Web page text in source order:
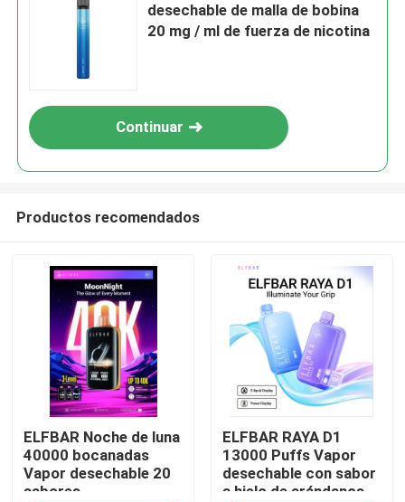
Inicio
desechable de malla de bobina
20 mg / ml de fuerza de nicotina
Continuar
Productos recomendados
ELFBAR Noche de luna
40000 bocanadas
Vapor desechable 20
sabores
ELFBAR RAYA D1
13000 Puffs Vapor
desechable con sabor
a hielo de arándanos